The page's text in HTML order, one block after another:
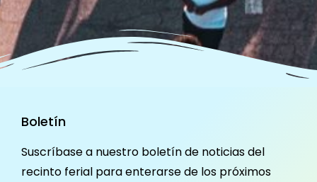
Boletín
Suscríbase a nuestro boletín de noticias del
recinto ferial para enterarse de los próximos